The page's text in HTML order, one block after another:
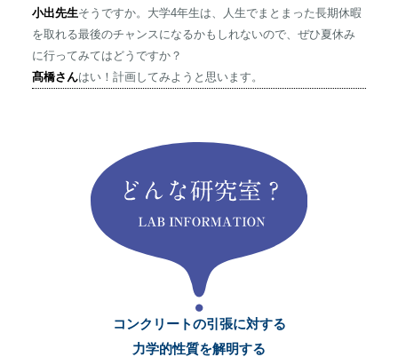
小出先生そうですか。大学4年生は、人生でまとまった長期休暇
を取れる最後のチャンスになるかもしれないので、ぜひ夏休み
に行ってみてはどうですか？
髙橋さんはい！計画してみようと思います。
コンクリートの引張に対する
力学的性質を解明する